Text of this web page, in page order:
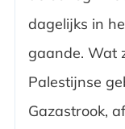
dagelijks in
gaande. Wat
Palestijnse
Gazastrook,